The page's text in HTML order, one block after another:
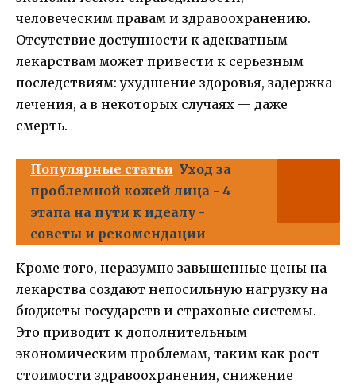
человеческим правам и здравоохранению.
Отсутствие доступности к адекватным
лекарствам может привести к серьезным
последствиям: ухудшение здоровья, задержка
лечения, а в некоторых случаях — даже
смерть.
Популярные статьи Уход за
проблемной кожей лица - 4
этапа на пути к идеалу -
советы и рекомендации
Кроме того, неразумно завышенные цены на
лекарства создают непосильную нагрузку на
бюджеты государств и страховые системы.
Это приводит к дополнительным
экономическим проблемам, таким как рост
стоимости здравоохранения, снижение